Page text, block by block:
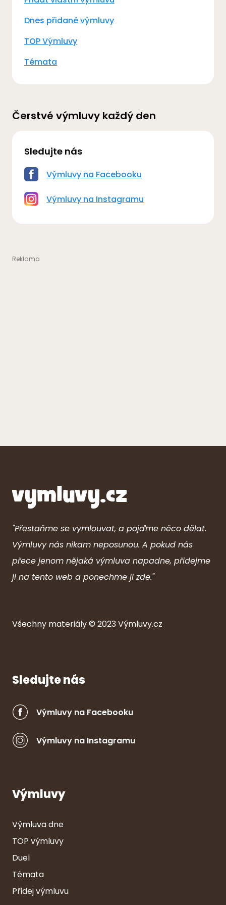
Dnes přidané výmluvy
TOP Výmluvy
Témata
Čerstvé výmluvy každý den
Sledujte nás
Výmluvy na Facebooku
Výmluvy na Instagramu
"Přestaňme se vymlouvat, a pojďme něco dělat.
Výmluvy nás nikam neposunou. A pokud nás
přece jenom nějaká výmluva napadne, přidejme
ji na tento web a ponechme ji zde."
Všechny materiály © 2023Výmluvy.cz
Sledujte nás
Výmluvy na Facebooku
Výmluvy na Instagramu
Výmluvy
Výmluva dne
TOP výmluvy
Duel
Témata
Přidej výmluvu